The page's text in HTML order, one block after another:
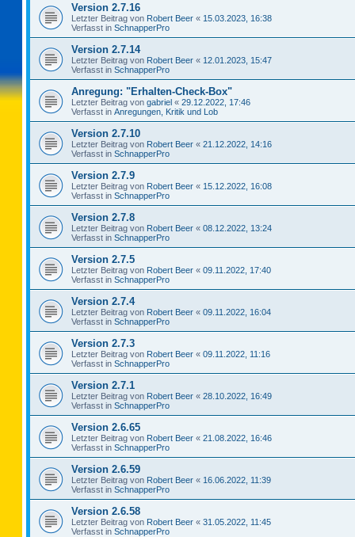
Version 2.7.16
Letzter Beitrag von Robert Beer « 15.03.2023, 16:38
Verfasst in SchnapperPro
Version 2.7.14
Letzter Beitrag von Robert Beer « 12.01.2023, 15:47
Verfasst in SchnapperPro
Anregung: "Erhalten-Check-Box"
Letzter Beitrag von gabriel « 29.12.2022, 17:46
Verfasst in Anregungen, Kritik und Lob
Version 2.7.10
Letzter Beitrag von Robert Beer « 21.12.2022, 14:16
Verfasst in SchnapperPro
Version 2.7.9
Letzter Beitrag von Robert Beer « 15.12.2022, 16:08
Verfasst in SchnapperPro
Version 2.7.8
Letzter Beitrag von Robert Beer « 08.12.2022, 13:24
Verfasst in SchnapperPro
Version 2.7.5
Letzter Beitrag von Robert Beer « 09.11.2022, 17:40
Verfasst in SchnapperPro
Version 2.7.4
Letzter Beitrag von Robert Beer « 09.11.2022, 16:04
Verfasst in SchnapperPro
Version 2.7.3
Letzter Beitrag von Robert Beer « 09.11.2022, 11:16
Verfasst in SchnapperPro
Version 2.7.1
Letzter Beitrag von Robert Beer « 28.10.2022, 16:49
Verfasst in SchnapperPro
Version 2.6.65
Letzter Beitrag von Robert Beer « 21.08.2022, 16:46
Verfasst in SchnapperPro
Version 2.6.59
Letzter Beitrag von Robert Beer « 16.06.2022, 11:39
Verfasst in SchnapperPro
Version 2.6.58
Letzter Beitrag von Robert Beer « 31.05.2022, 11:45
Verfasst in SchnapperPro